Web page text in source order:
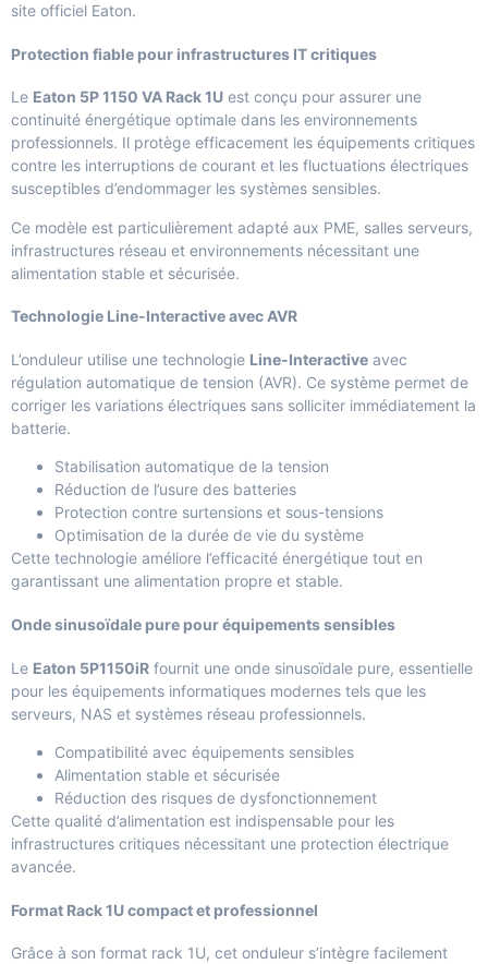
site officiel Eaton.
Protection fiable pour infrastructures IT critiques
Le Eaton 5P 1150 VA Rack 1U est conçu pour assurer une
continuité énergétique optimale dans les environnements
professionnels. Il protège efficacement les équipements critiques
contre les interruptions de courant et les fluctuations électriques
susceptibles d’endommager les systèmes sensibles.
Ce modèle est particulièrement adapté aux PME, salles serveurs,
infrastructures réseau et environnements nécessitant une
alimentation stable et sécurisée.
Technologie Line-Interactive avec AVR
L’onduleur utilise une technologie Line-Interactive avec
régulation automatique de tension (AVR). Ce système permet de
corriger les variations électriques sans solliciter immédiatement la
batterie.
Stabilisation automatique de la tension
Réduction de l’usure des batteries
Protection contre surtensions et sous-tensions
Optimisation de la durée de vie du système
Cette technologie améliore l’efficacité énergétique tout en
garantissant une alimentation propre et stable.
Onde sinusoïdale pure pour équipements sensibles
Le Eaton 5P1150iR fournit une onde sinusoïdale pure, essentielle
pour les équipements informatiques modernes tels que les
serveurs, NAS et systèmes réseau professionnels.
Compatibilité avec équipements sensibles
Alimentation stable et sécurisée
Réduction des risques de dysfonctionnement
Cette qualité d’alimentation est indispensable pour les
infrastructures critiques nécessitant une protection électrique
avancée.
Format Rack 1U compact et professionnel
Grâce à son format rack 1U, cet onduleur s’intègre facilement